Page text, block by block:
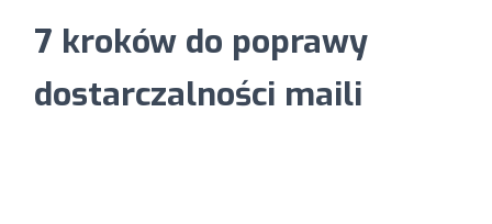
7 kroków do poprawy
dostarczalności maili